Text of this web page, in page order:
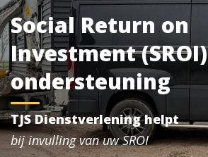
Social Return on
Investment (SROI)
ondersteuning
TJS Dienstverlening helpt
bij invulling van uw SROI